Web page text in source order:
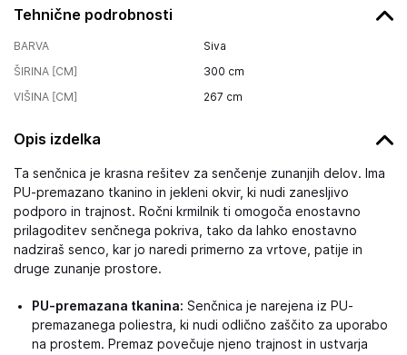
Tehnične podrobnosti
BARVA
Siva
ŠIRINA [CM]
300 cm
VIŠINA [CM]
267 cm
Opis izdelka
Ta senčnica je krasna rešitev za senčenje zunanjih delov. Ima
PU-premazano tkanino in jekleni okvir, ki nudi zanesljivo
podporo in trajnost. Ročni krmilnik ti omogoča enostavno
prilagoditev senčnega pokriva, tako da lahko enostavno
nadziraš senco, kar jo naredi primerno za vrtove, patije in
druge zunanje prostore.
PU-premazana tkanina: Senčnica je narejena iz PU-
premazanega poliestra, ki nudi odlično zaščito za uporabo
na prostem. Premaz povečuje njeno trajnost in ustvarja